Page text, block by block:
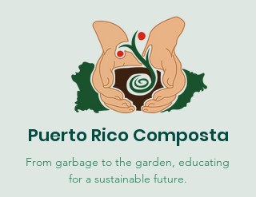
Puerto Rico Composta
From garbage to the garden, educating
for a sustainable future.